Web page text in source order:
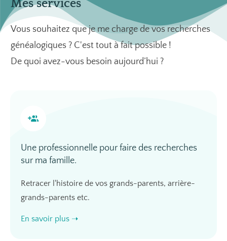
Mes services
Vous souhaitez que je me charge de vos recherches
généalogiques ? C'est tout à fait possible !
De quoi avez-vous besoin aujourd’hui ?
Une professionnelle pour faire des recherches
sur ma famille.
Retracer l'histoire de vos grands-parents, arrière-
grands-parents etc.
En savoir plus ➝